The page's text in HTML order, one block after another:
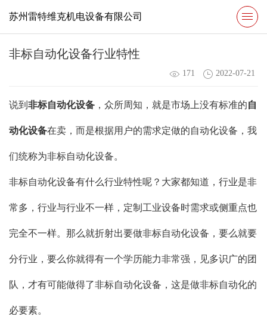
苏州雷特维克机电设备有限公司
非标自动化设备行业特性
171 2022-07-21
说到 非标自动化设备 ，众所周知，就是市场上没有标准的自
动化设备在卖，而是根据用户的需求定做的自动化设备，我
们统称为非标自动化设备。
非标自动化设备有什么行业特性呢？大家都知道，行业是非
常多，行业与行业不一样，定制工业设备时需求或侧重点也
完全不一样。那么就折射出要做非标自动化设备，要么就要
分行业，要么你就得有一个学历能力非常强，见多识广的团
队，才有可能做得了非标自动化设备，这是做非标自动化的
必要素。